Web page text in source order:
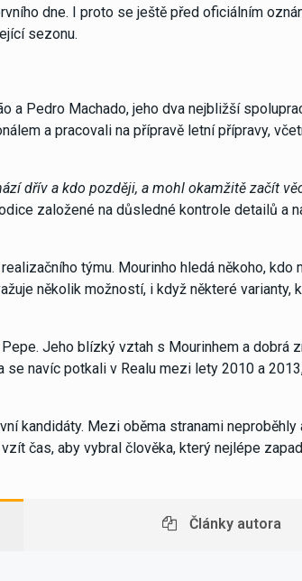
dne. I proto se ještě před oficiálním
sezonu.
a Pedro Machado, jeho dva nejbližší
a pracovali na přípravě letní přípravy,
dřív a kdo později, a mohl okamžitě začít
založené na důsledné kontrole detailů a
týmu. Mourinho hledá někoho, kdo
několik možností, i když některé varianty,
Jeho blízký vztah s Mourinhem a dobrá
navíc potkali v Realu mezi lety 2010 a
kandidáty. Mezi oběma stranami neproběhly
čas, aby vybral člověka, který nejlépe
Články autora